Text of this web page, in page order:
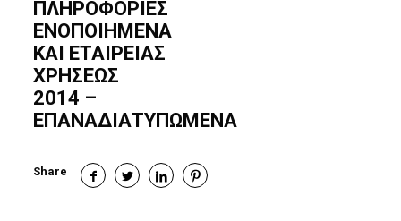
ΠΛΗΡΟΦΟΡΙΕΣ
ΕΝΟΠΟΙΗΜΕΝΑ
ΚΑΙ ΕΤΑΙΡΕΙΑΣ
ΧΡΗΣΕΩΣ
2014 –
ΕΠΑΝΑΔΙΑΤΥΠΩΜΕΝΑ
Share